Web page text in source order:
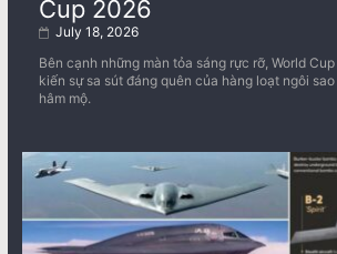
Cup 2026
July 18, 2026
Bên cạnh những màn tỏa sáng rực rỡ, World
kiến sự sa sút đáng quên của hàng loạt ngôi
hâm mộ.